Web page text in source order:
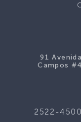
91
Campos
2522-